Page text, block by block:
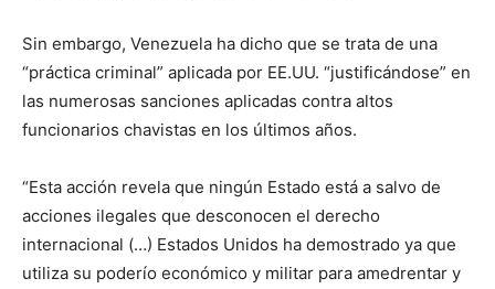
Sin embargo, Venezuela ha dicho que se trata de una
“práctica criminal” aplicada por EE.UU. “justificándose” en
las numerosas sanciones aplicadas contra altos
funcionarios chavistas en los últimos años.
“Esta acción revela que ningún Estado está a salvo de
acciones ilegales que desconocen el derecho
internacional (…) Estados Unidos ha demostrado ya que
utiliza su poderío económico y militar para amedrentar y